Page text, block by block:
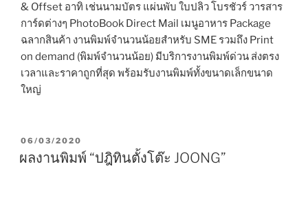
& Offset อาทิ เช่นนามบัตร แผ่นพับ ใบปลิว โบรชัวร์ วารสาร
การ์ดต่างๆ PhotoBook Direct Mail เมนูอาหาร Package
ฉลากสินค้า งานพิมพ์จำนวนน้อยสำหรับ SME รวมถึง Print
on demand (พิมพ์จำนวนน้อย) มีบริการงานพิมพ์ด่วน ส่งตรง
เวลาและราคาถูกที่สุด พร้อมรับงานพิมพ์ทั้งขนาดเล็กขนาด
ใหญ่
P
S
06/03/2020
ผลงานพิมพ์ “ปฎิทินตั้งโต๊ะ JOONG”